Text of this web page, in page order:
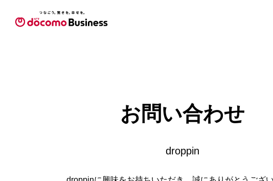
お問い合わせ
droppin